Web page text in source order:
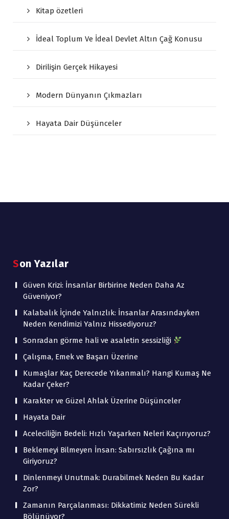
Kitap özetleri
İdeal Toplum Ve İdeal Devlet Altın Çağ Konusu
Dirilişin Gerçek Hikayesi
Modern Dünyanın Çıkmazları
Hayata Dair Düşünceler
Son Yazılar
Güven Krizi: İnsanlar Birbirine Neden Daha Az
Güveniyor?
Kalabalık İçinde Yalnızlık: İnsanlar Arasındayken
Neden Kendimizi Yalnız Hissediyoruz?
Sonradan görme hali ve asaletin sessizliği
Çalışma, Emek ve Başarı Üzerine
Kumaşlar Kaç Derecede Yıkanmalı? Hangi Kumaş Ne
Kadar Çeker?
Karakter ve Güzel Ahlak Üzerine Düşünceler
Hayata Dair
Aceleciliğin Bedeli: Hızlı Yaşarken Neleri Kaçırıyoruz?
Beklemeyi Bilmeyen İnsan: Sabırsızlık Çağına mı
Giriyoruz?
Dinlenmeyi Unutmak: Durabilmek Neden Bu Kadar
Zor?
Zamanın Parçalanması: Dikkatimiz Neden Sürekli
Bölünüyor?